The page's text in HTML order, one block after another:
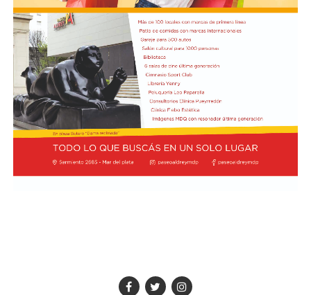
El hall del Palacio Comunal fue el lugar donde velaron
sus restos y ante el cual desfiló todo el arco político de
aquel momento, incluyendo a la camada de jóvenes que
habían dado sus primeros pasos en el peronismo, bajo
el liderazgo de “Coco” Taraborelli como conductor. Y el
vicegobernador Luis Macaya, que acompañó sus restos
hasta la despedida final.
Antes de ser inhumados sus restos en el cementerio
municipal, el féretro fue transportado hacia la
Parroquia de los Padres Capuchinos, donde ofició una
Taraborelli fue el primer intendente de Necochea